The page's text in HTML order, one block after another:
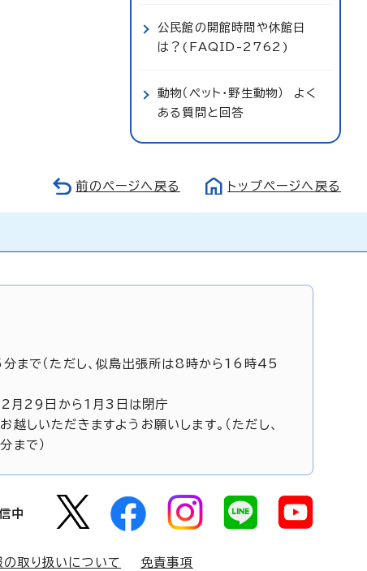
公民館の開館時間や休館日
は？(FAQID-2762)
動物（ペット・野生動物） よく
ある質問と回答
前のページへ戻る トップページへ戻る
で（ただし、似島出張所は8時から16時45
月29日から1月3日は閉庁
しいただきますようお願いします。（ただし、
まで）
中
の取り扱いについて 免責事項